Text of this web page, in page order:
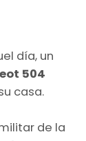
día, un
504
casa.
de la